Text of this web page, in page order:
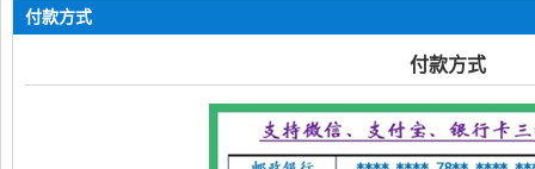
付款方式
付款方式